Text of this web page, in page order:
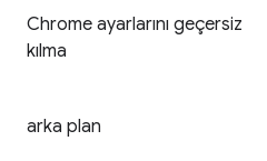
Chrome ayarlarını geçersiz
kılma
arka plan